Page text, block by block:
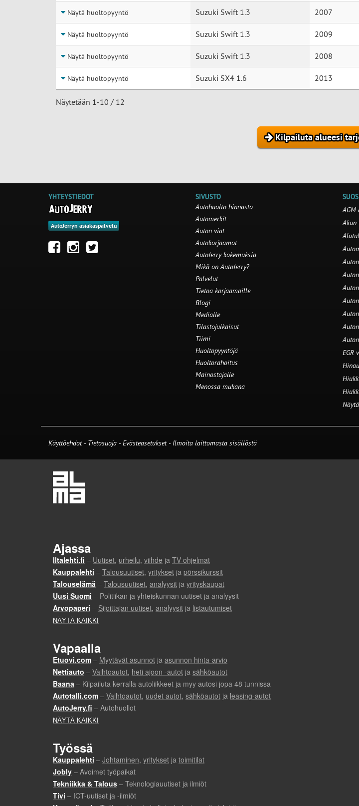
Näytä huoltopyyntö Suzuki Swift 1.3 2007
Näytä huoltopyyntö Suzuki Swift 1.3 2009
Näytä huoltopyyntö Suzuki Swift 1.3 2008
Näytä huoltopyyntö Suzuki SX4 1.6 2013
Näytetään 1-10 / 12
Kilpailuta alueesi
YHTEYSTIEDOT
AutoJerryn asiakaspalvelu
SIVUSTO
Autohuolto hinnasto
Automerkit
Auton viat
Autokorjaamot
AutoJerry kokemuksia
Mikä on AutoJerry?
Palvelut
Tietoa korjaamoille
Blogi
Medialle
Tilastojulkaisut
Tiimi
Huoltopyyntöjä
Huoltorahoitus
Mainostajalle
Menossa mukana
AGM
Akun
EGR
Käyttöehdot - Tietosuoja -Evästeasetukset- Ilmoita laittomasta sisällöstä